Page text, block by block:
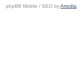
phpBB Mobile / SEO byArtodia